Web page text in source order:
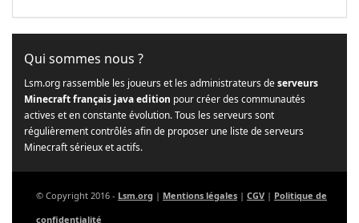
Qui sommes nous ?
Lsm.org rassemble les joueurs et les administrateurs deserveurs
Minecraft français java edition pour créer des communautés
actives et en constante évolution. Tous les serveurs sont
régulièrement contrôlés afin de proposer une liste de serveurs
Minecraft sérieux et actifs.
© Copyright 2016 - Lsm.org | Mentions légales | CGV | Politique de
confidentialité